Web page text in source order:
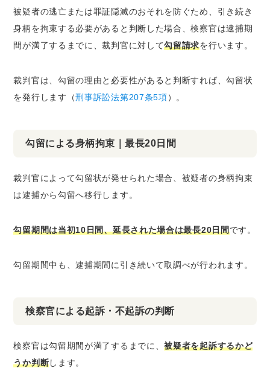
被疑者の逃亡または罪証隠滅のおそれを防ぐため、引き続き
身柄を拘束する必要があると判断した場合、検察官は逮捕期
間が満了するまでに、裁判官に対して勾留請求を行います。
裁判官は、勾留の理由と必要性があると判断すれば、勾留状
を発行します（刑事訴訟法第207条5項）。
勾留による身柄拘束｜最長20日間
裁判官によって勾留状が発せられた場合、被疑者の身柄拘束
は逮捕から勾留へ移行します。
勾留期間は当初10日間、延長された場合は最長20日間です。
勾留期間中も、逮捕期間に引き続いて取調べが行われます。
検察官による起訴・不起訴の判断
検察官は勾留期間が満了するまでに、被疑者を起訴するかど
うか判断します。